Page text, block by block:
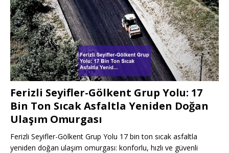
Ferizli Seyifler-Gölkent Grup Yolu: 17
Bin Ton Sıcak Asfaltla Yeniden Doğan
Ulaşım Omurgası
Ferizli Seyifler-Gölkent Grup Yolu 17 bin ton sıcak asfaltla
yeniden doğan ulaşım omurgası: konforlu, hızlı ve güvenli